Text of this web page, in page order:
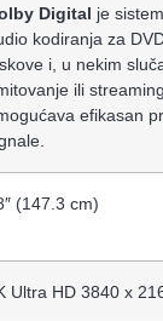
Digital je
kodiranja za
i, u nekim
ili
efikasan
(147.3 cm)
Ultra HD 3840 x